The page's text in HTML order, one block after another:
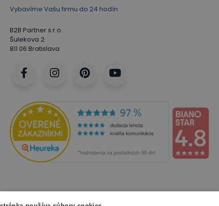
Vybavíme Vašu firmu do 24 hodín
B2B Partner s.r.o.
Šulekova 2
811 06 Bratislava